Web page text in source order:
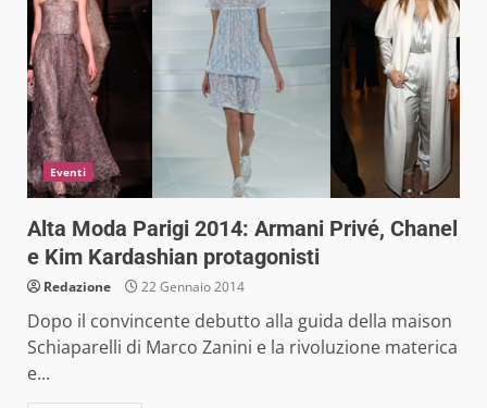
Eventi
Alta Moda Parigi 2014: Armani Privé, Chanel
e Kim Kardashian protagonisti
Redazione 22 Gennaio 2014
Dopo il convincente debutto alla guida della maison
Schiaparelli di Marco Zanini e la rivoluzione materica
e...